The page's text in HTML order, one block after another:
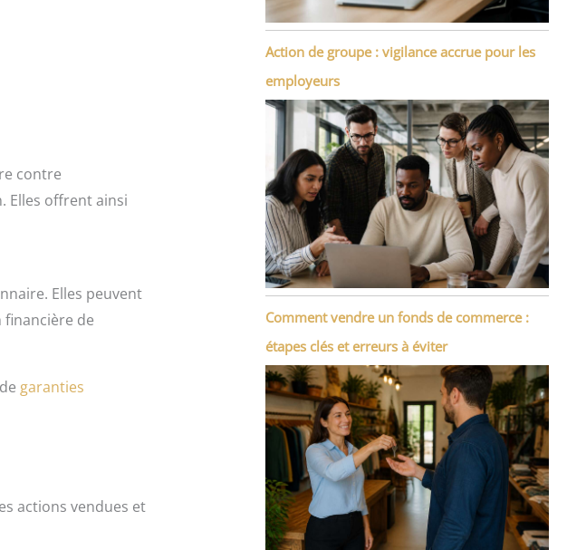
contre
Elles offrent ainsi
Elles peuvent
de
garanties
actions vendues et
Action de groupe : vigilance accrue pour les
employeurs
Comment vendre un fonds de commerce :
étapes clés et erreurs à éviter